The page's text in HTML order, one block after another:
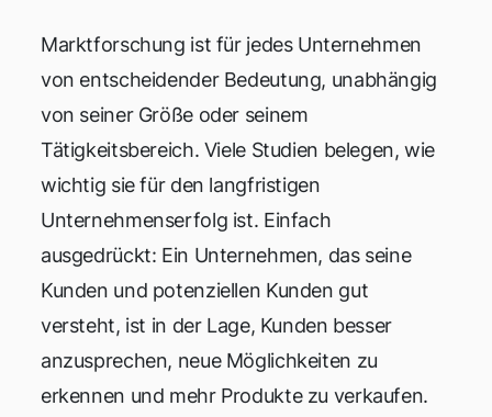
Marktforschung ist für jedes Unternehmen
von entscheidender Bedeutung, unabhängig
von seiner Größe oder seinem
Tätigkeitsbereich. Viele Studien belegen, wie
wichtig sie für den langfristigen
Unternehmenserfolg ist. Einfach
ausgedrückt: Ein Unternehmen, das seine
Kunden und potenziellen Kunden gut
versteht, ist in der Lage, Kunden besser
anzusprechen, neue Möglichkeiten zu
erkennen und mehr Produkte zu verkaufen.